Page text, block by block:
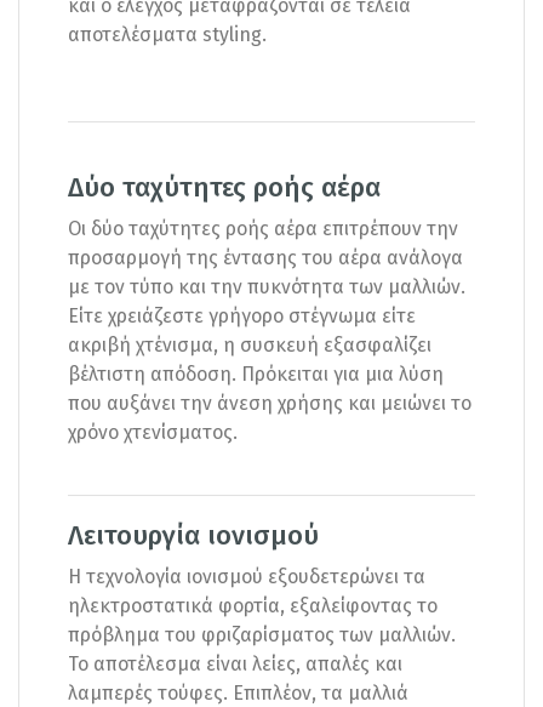
και ο έλεγχος μεταφράζονται σε τέλεια
αποτελέσματα styling.
Δύο ταχύτητες ροής αέρα
Οι δύο ταχύτητες ροής αέρα επιτρέπουν την
προσαρμογή της έντασης του αέρα ανάλογα
με τον τύπο και την πυκνότητα των μαλλιών.
Είτε χρειάζεστε γρήγορο στέγνωμα είτε
ακριβή χτένισμα, η συσκευή εξασφαλίζει
βέλτιστη απόδοση. Πρόκειται για μια λύση
που αυξάνει την άνεση χρήσης και μειώνει το
χρόνο χτενίσματος.
Λειτουργία ιονισμού
Η τεχνολογία ιονισμού εξουδετερώνει τα
ηλεκτροστατικά φορτία, εξαλείφοντας το
πρόβλημα του φριζαρίσματος των μαλλιών.
Το αποτέλεσμα είναι λείες, απαλές και
λαμπερές τούφες. Επιπλέον, τα μαλλιά